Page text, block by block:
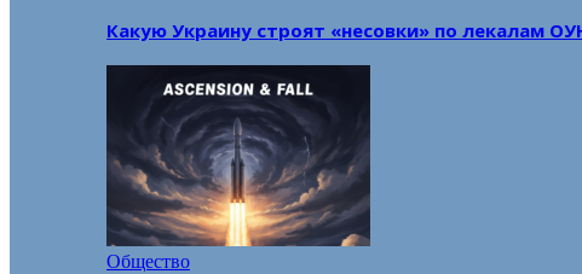
Какую Украину строят «несовки» по лекалам
Общество